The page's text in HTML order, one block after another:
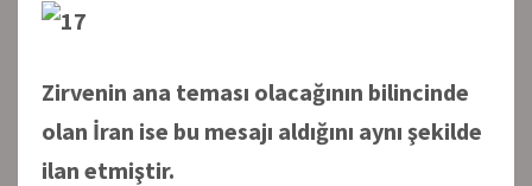
Zirvenin ana teması olacağının bilincinde
olan İran ise bu mesajı aldığını aynı şekilde
ilan etmiştir.